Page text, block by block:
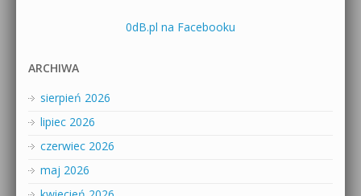
0dB.pl na Facebooku
ARCHIWA
sierpień 2026
lipiec 2026
czerwiec 2026
maj 2026